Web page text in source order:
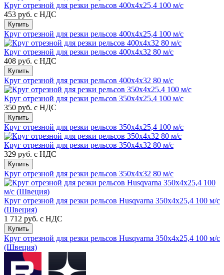
Круг отрезной для резки рельсов 400х4х25,4 100 м/с
453 руб. с НДС
Купить
Круг отрезной для резки рельсов 400х4х25,4 100 м/с
Круг отрезной для резки рельсов 400х4х32 80 м/с
408 руб. с НДС
Купить
Круг отрезной для резки рельсов 400х4х32 80 м/с
Круг отрезной для резки рельсов 350х4х25,4 100 м/с
350 руб. с НДС
Купить
Круг отрезной для резки рельсов 350х4х25,4 100 м/с
Круг отрезной для резки рельсов 350х4х32 80 м/с
329 руб. с НДС
Купить
Круг отрезной для резки рельсов 350х4х32 80 м/с
Круг отрезной для резки рельсов Husqvarna 350х4х25,4 100 м/с
(Швеция)
1 712 руб. с НДС
Купить
Круг отрезной для резки рельсов Husqvarna 350х4х25,4 100 м/с
(Швеция)